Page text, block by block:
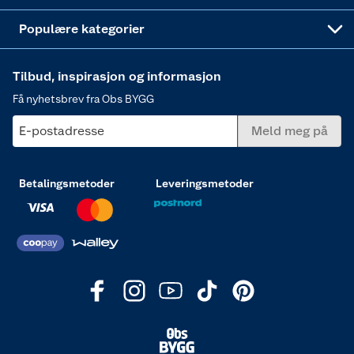
Populære kategorier
Tilbud, inspirasjon og informasjon
Få nyhetsbrev fra Obs BYGG
E-postadresse Meld meg på
Betalingsmetoder Leveringsmetoder